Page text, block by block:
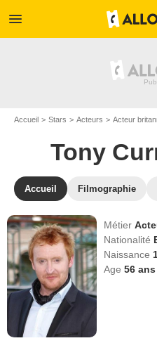
menu
Accueil Stars Acteurs Acteur
Tony
Accueil Filmographie
Métier
Nationalité
Naissance
Age56 ans